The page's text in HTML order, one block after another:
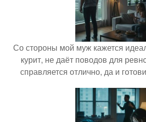
Со стороны мой муж кажется
курит, не даёт поводов для
справляется отлично, да и